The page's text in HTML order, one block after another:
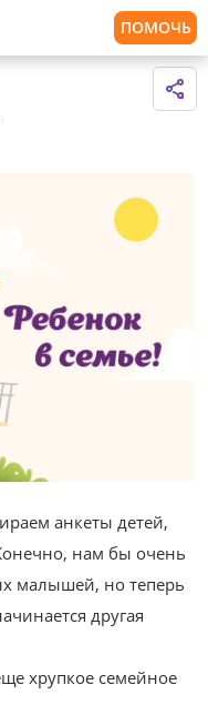
ПОМОЧЬ
анкеты детей,
нам бы очень
малышей, но теперь
другая
хрупкое семейное